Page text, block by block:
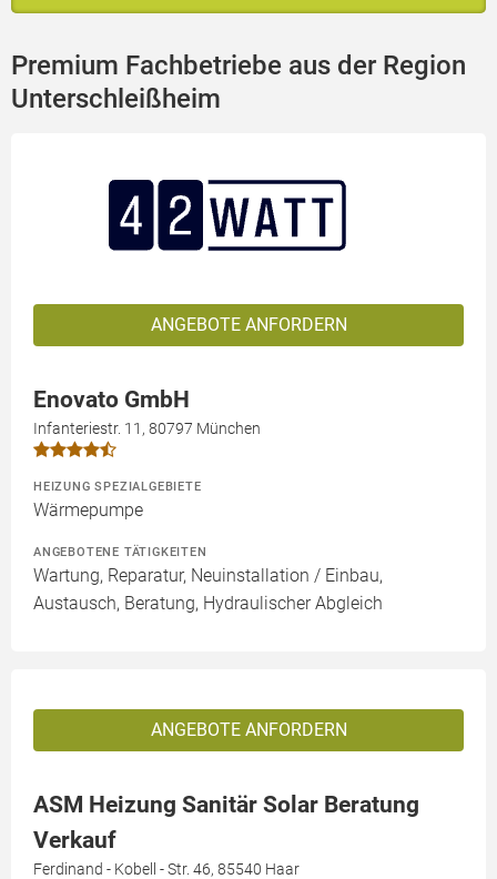
Premium Fachbetriebe aus der Region
Unterschleißheim
ANGEBOTE ANFORDERN
Enovato GmbH
Infanteriestr. 11, 80797 München
HEIZUNG SPEZIALGEBIETE
Wärmepumpe
ANGEBOTENE TÄTIGKEITEN
Wartung, Reparatur, Neuinstallation / Einbau,
Austausch, Beratung, Hydraulischer Abgleich
ANGEBOTE ANFORDERN
ASM Heizung Sanitär Solar Beratung
Verkauf
Ferdinand - Kobell - Str. 46, 85540 Haar